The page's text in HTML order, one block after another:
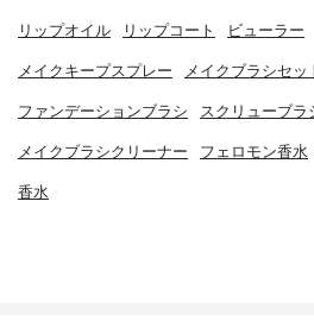
リップオイル リップコート ビューラー
メイクキープスプレー メイクブラシセッ
ファンデーションブラシ スクリューブラ
メイクブラシクリーナー フェロモン香水
香水